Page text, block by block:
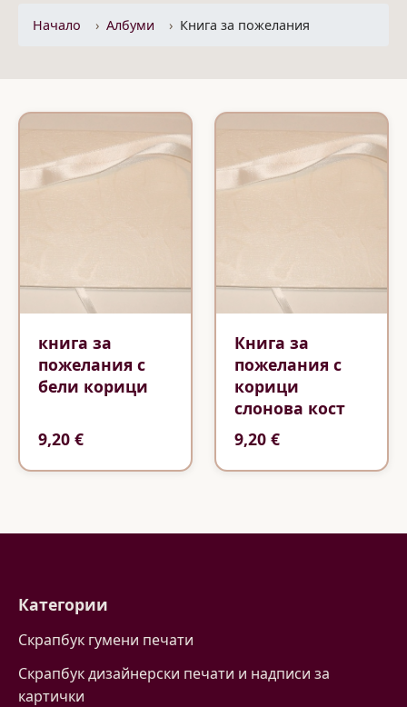
Начало Албуми Книга за пожелания
книга за
пожелания с
бели корици
9,20 €
Книга за
пожелания с
корици
слонова кост
9,20 €
Категории
Скрапбук гумени печати
Скрапбук дизайнерски печати и надписи за
картички